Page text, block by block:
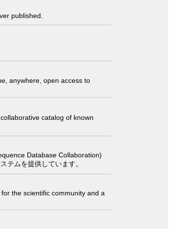
published.
anywhere, open access to
catalog of known
Database Collaboration)
テムを提供しています。
the scientific community and a